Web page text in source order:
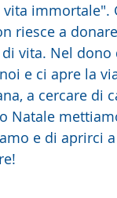
immortale".
riesce a
vita. Nel
e ci apre la
a cercare di
Natale
e di aprirci